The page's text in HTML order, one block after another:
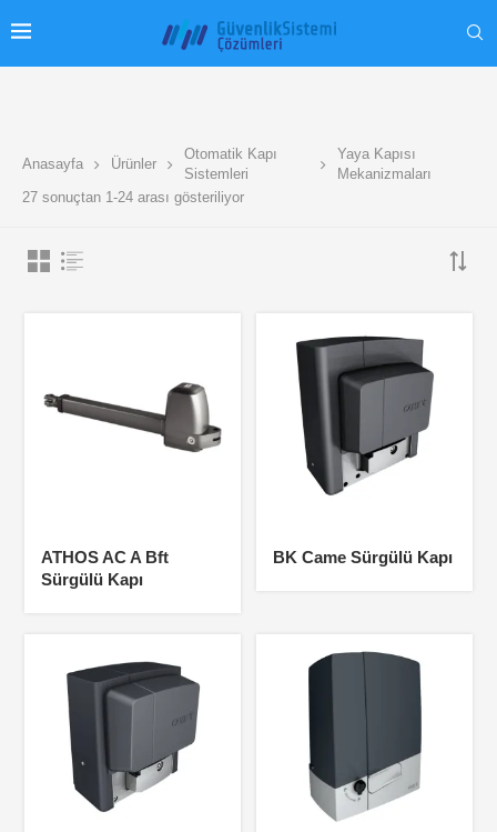
Anasayfa Ürünler
Otomatik Kapı
Sistemleri
Yaya Kapısı
Mekanizmaları
27 sonuçtan 1-24 arası gösteriliyor
ATHOS AC A Bft
Sürgülü Kapı
BK Came Sürgülü Kapı